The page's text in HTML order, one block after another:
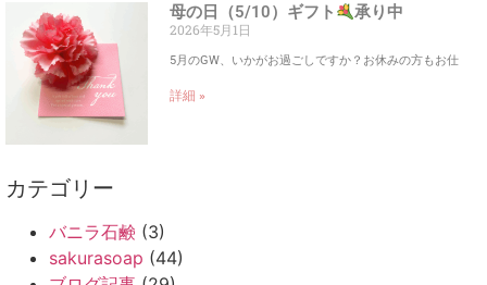
母の日（5/10）ギフト 承り中
2026年5月1日
5月のGW、いかがお過ごしですか？お休みの方もお仕
詳細 »
カテゴリー
バニラ石鹸 (3)
sakurasoap (44)